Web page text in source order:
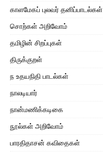
காளமேகப் புலவர் தனிப்பாடல்கள்
சொற்கள் அறிவோம்
தமிழின் சிறப்புகள்
திருக்குறள்
ந உதயநிதி பாடல்கள்
நாலடியார்
நான்மணிக்கடிகை
நூல்கள் அறிவோம்
பாரதிதாசன் கவிதைகள்